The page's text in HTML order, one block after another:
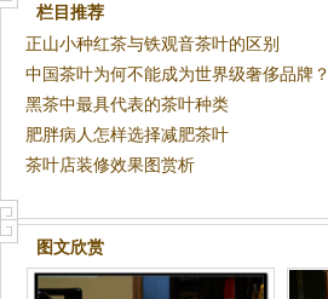
栏目推荐
正山小种红茶与铁观音茶叶的区别
中国茶叶为何不能成为世界级奢侈品牌？
黑茶中最具代表的茶叶种类
肥胖病人怎样选择减肥茶叶
茶叶店装修效果图赏析
图文欣赏